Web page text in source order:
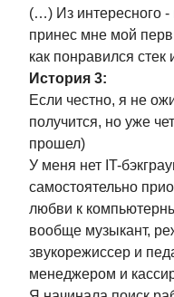
(…) Из интересного
принес мне мой
как понравился
История 3:
Если честно, я не
получится, но уже
прошел)
У меня нет IT-
самостоятельно
любви к
вообще музыкант,
звукорежиссер и
менеджером и
Почитать
Журнал
JWT-тренажёр
JSON-тренажёр
Проект «Джуны»
Мерч QA Studio